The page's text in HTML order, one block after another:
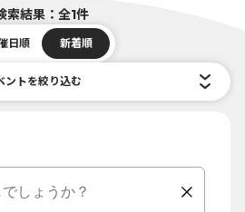
索結果：全1件
日順 新着順
ントを絞り込む